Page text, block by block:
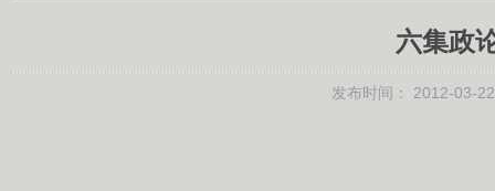
六集政
发布时间： 2012-03-